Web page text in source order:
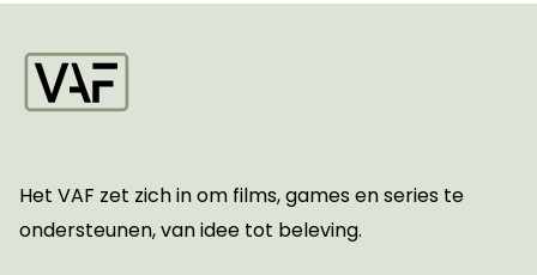
Het VAF zet zich in om films, games en series te
ondersteunen, van idee tot beleving.